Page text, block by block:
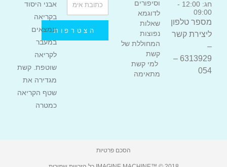
חג: 12:00 -
09:00
מספר טלפון
ליצירת קשר
6313929 –
054
וסיפורים
לדוגמא
שאלות
נפוצות
המחוללת של
קשת
למי קשת
מתאימה
הצטרפות
אבני היסוד
בקריאה
ונמצאים
במעבר
לקריאה
שוטפת. קשת
מגדירה את
שטף הקריאה
כמטרה
הסכם פרטיות